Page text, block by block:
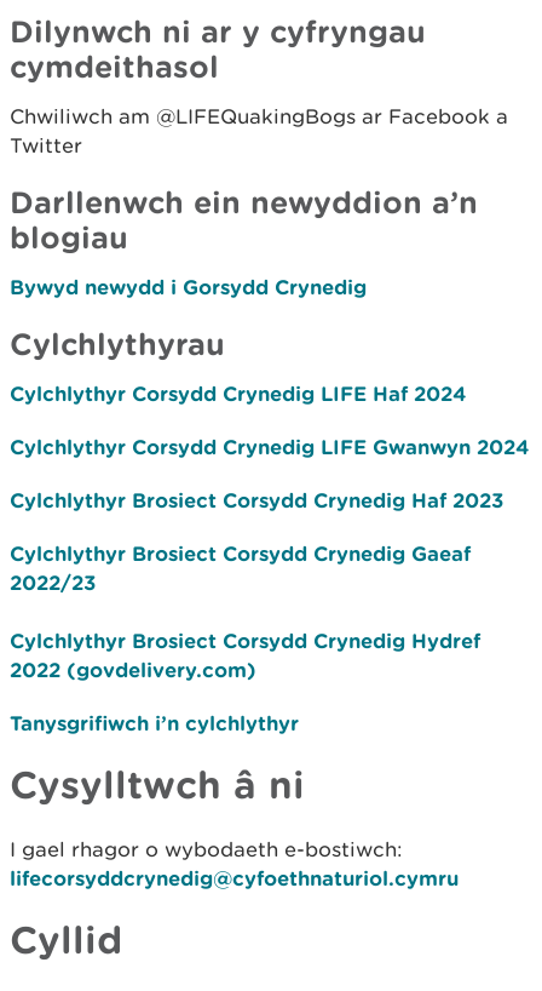
Dilynwch ni ar y cyfryngau
cymdeithasol
Chwiliwch am @LIFEQuakingBogs ar Facebook a
Twitter
Darllenwch ein newyddion a’n
blogiau
Bywyd newydd i Gorsydd Crynedig
Cylchlythyrau
Cylchlythyr Corsydd Crynedig LIFE Haf 2024
Cylchlythyr Corsydd Crynedig LIFE Gwanwyn 2024
Cylchlythyr Brosiect Corsydd Crynedig Haf 2023
Cylchlythyr Brosiect Corsydd Crynedig Gaeaf
2022/23
Cylchlythyr Brosiect Corsydd Crynedig Hydref
2022 (govdelivery.com)
Tanysgrifiwch i’n cylchlythyr
Cysylltwch â ni
I gael rhagor o wybodaeth e-bostiwch:
lifecorsyddcrynedig@cyfoethnaturiol.cymru
Cyllid